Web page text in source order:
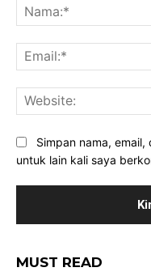
Simpan nama,
untuk lain kali saya
MUST READ